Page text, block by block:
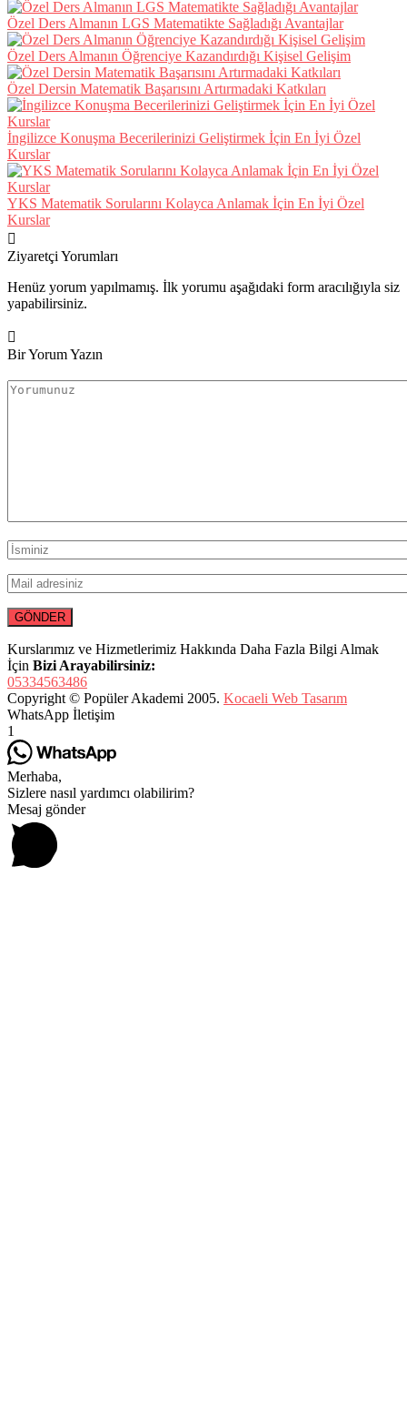
Özel Ders Almanın LGS Matematikte Sağladığı Avantajlar
Özel Ders Almanın Öğrenciye Kazandırdığı Kişisel Gelişim
Özel Dersin Matematik Başarısını Artırmadaki Katkıları
İngilizce Konuşma Becerilerinizi Geliştirmek İçin En İyi Özel
Kurslar
YKS Matematik Sorularını Kolayca Anlamak İçin En İyi Özel
Kurslar
Ziyaretçi Yorumları
Henüz yorum yapılmamış. İlk yorumu aşağıdaki form aracılığıyla siz
yapabilirsiniz.
Bir Yorum Yazın
Kurslarımız ve Hizmetlerimiz Hakkında Daha Fazla Bilgi Almak
İçin Bizi Arayabilirsiniz:
05334563486
Copyright © Popüler Akademi 2005. Kocaeli Web Tasarım
WhatsApp İletişim
1
Merhaba,
Sizlere nasıl yardımcı olabilirim?
Mesaj gönder